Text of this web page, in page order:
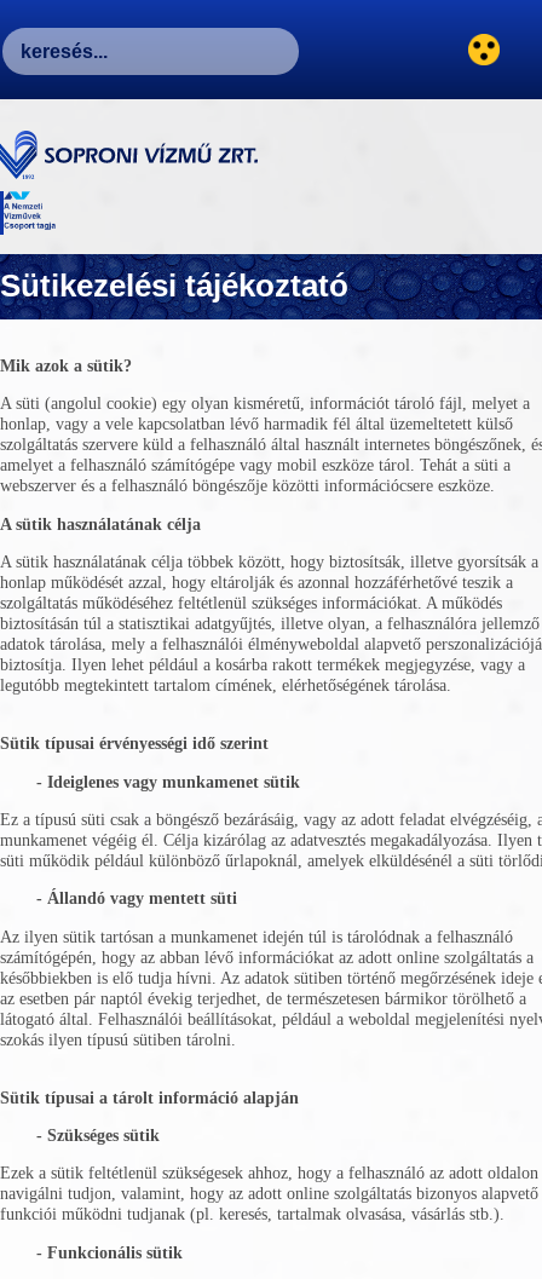
Sütikezelési tájékoztató
Mik azok a sütik?
A süti (angolul cookie) egy olyan kisméretű, információt tároló fájl, melyet a
honlap, vagy a vele kapcsolatban lévő harmadik fél által üzemeltetett külső
szolgáltatás szervere küld a felhasználó által használt internetes böngészőnek,
amelyet a felhasználó számítógépe vagy mobil eszköze tárol. Tehát a süti a
webszerver és a felhasználó böngészője közötti információcsere eszköze.
A sütik használatának célja
A sütik használatának célja többek között, hogy biztosítsák, illetve gyorsítsák a
honlap működését azzal, hogy eltárolják és azonnal hozzáférhetővé teszik a
szolgáltatás működéséhez feltétlenül szükséges információkat. A működés
biztosításán túl a statisztikai adatgyűjtés, illetve olyan, a felhasználóra jellemző
adatok tárolása, mely a felhasználói élményweboldal alapvető
biztosítja. Ilyen lehet például a kosárba rakott termékek megjegyzése, vagy a
legutóbb megtekintett tartalom címének, elérhetőségének tárolása.
Sütik típusai érvényességi idő szerint
- Ideiglenes vagy munkamenet sütik
Ez a típusú süti csak a böngésző bezárásáig, vagy az adott feladat elvégzéséig,
munkamenet végéig él. Célja kizárólag az adatvesztés megakadályozása. Ilyen
süti működik például különböző űrlapoknál, amelyek elküldésénél a süti
- Állandó vagy mentett süti
Az ilyen sütik tartósan a munkamenet idején túl is tárolódnak a felhasználó
számítógépén, hogy az abban lévő információkat az adott online szolgáltatás a
későbbiekben is elő tudja hívni. Az adatok sütiben történő megőrzésének ideje
az esetben pár naptól évekig terjedhet, de természetesen bármikor törölhető a
látogató által. Felhasználói beállításokat, például a weboldal megjelenítési
szokás ilyen típusú sütiben tárolni.
Sütik típusai a tárolt információ alapján
- Szükséges sütik
Ezek a sütik feltétlenül szükségesek ahhoz, hogy a felhasználó az adott oldalon
navigálni tudjon, valamint, hogy az adott online szolgáltatás bizonyos alapvető
funkciói működni tudjanak (pl. keresés, tartalmak olvasása, vásárlás stb.).
- Funkcionális sütik